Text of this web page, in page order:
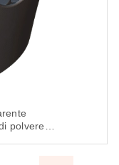
polvere